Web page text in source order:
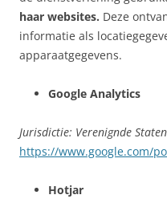
haar websites. Deze
informatie als
apparaatgegevens.
Google Analytics
Jurisdictie: Verenignde Staten
https://www.google.com/
Hotjar